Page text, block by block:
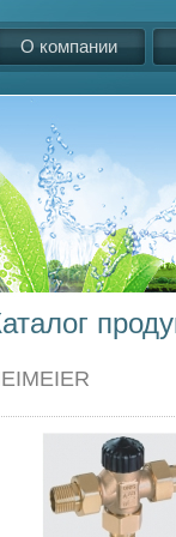
О компании